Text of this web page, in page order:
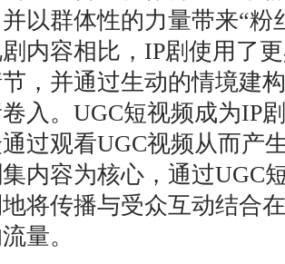
以群体性的力量带来“粉
内容相比，IP剧使用了
，并通过生动的情境建
入。UGC短视频成为IP
过观看UGC视频从而产
内容为核心，通过UGC
将传播与受众互动结合
量。